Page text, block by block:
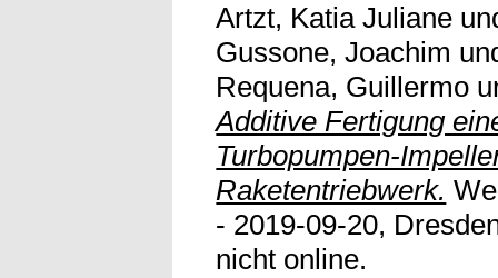
Artzt, Katia Juliane
Gussone, Joachim
Requena, Guillermo
Additive Fertigung
Turbopumpen-
Raketentriebwerk.
- 2019-09-20,
nicht online.